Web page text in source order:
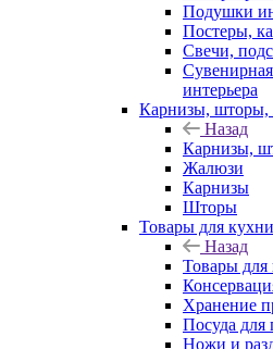
Подушки
Постеры,
Свечи,
интерьера
Карнизы, шторы,
Назад
Карнизы,
Жалюзи
Карнизы
Шторы
Товары для кухни
Назад
Товары для
Хранение
Посуда для
Ножи и